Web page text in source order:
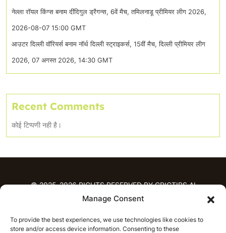
Manage Consent
To provide the best experiences, we use technologies like cookies to
store and/or access device information. Consenting to these
नेल्ला रॉयल किंग्स बनाम दींदिगुल ड्रैगन्स, 6वें मैच, तमिलनाडू प्रीमियर लीग 2026,
2026-08-07 15:00 GMT
आउटर दिल्ली वॉरियर्स बनाम नॉर्थ दिल्ली स्ट्राइकर्स, 15वीं मैच, दिल्ली प्रीमियर लीग
2026, 07 अगस्त 2026, 14:30 GMT
Recent Comments
कोई टिप्पणी नही है।
© 2025-2026 RIGHTS RESERVED BY CRICTIPS.AI
भविष्यवाणियाँ